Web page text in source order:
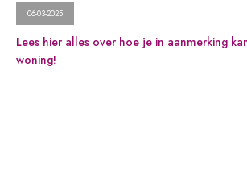
06-03-2025
Lees hier alles over hoe je in aanmerking
woning!